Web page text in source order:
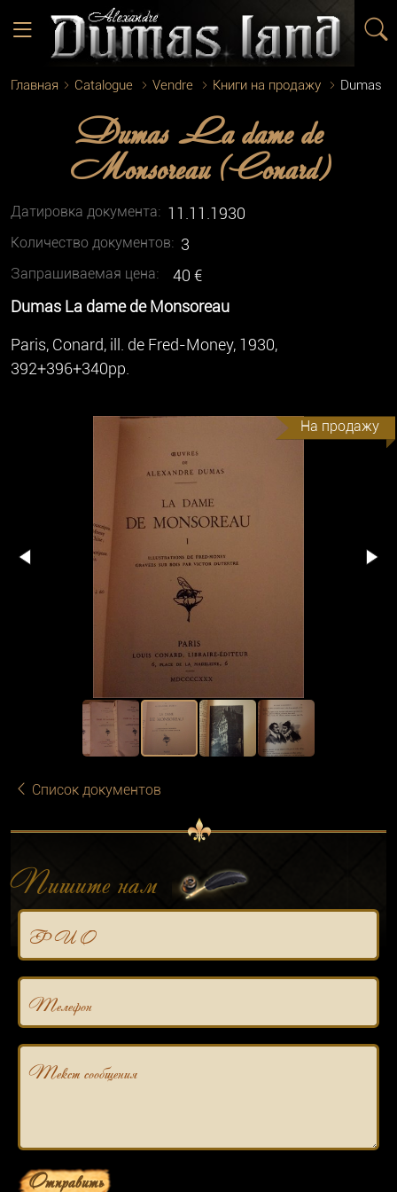
Главная Catalogue Vendre Книги на продажу Dumas
Dumas La dame de
Monsoreau (Conard)
Датировка документа: 11.11.1930
Количество документoв: 3
Запрашиваемая цена:
40 €
Dumas La dame de Monsoreau
Paris, Conard, ill. de Fred-Money, 1930,
392+396+340pp.
На продажу
Список документов
Пишите нам
Ф И О
Телефон
Текст сообщения
Отправить